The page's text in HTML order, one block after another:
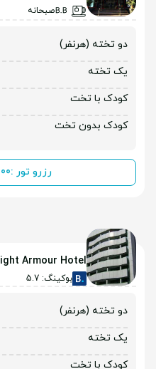
صبحانه
دو تخته (هرنفر)
یک تخته
کودک با تخت
کودک بدون تخت
رزرو تور :
Armour Hotel
بوکینگ: 5.7
دو تخته (هرنفر)
یک تخته
کودک با تخت